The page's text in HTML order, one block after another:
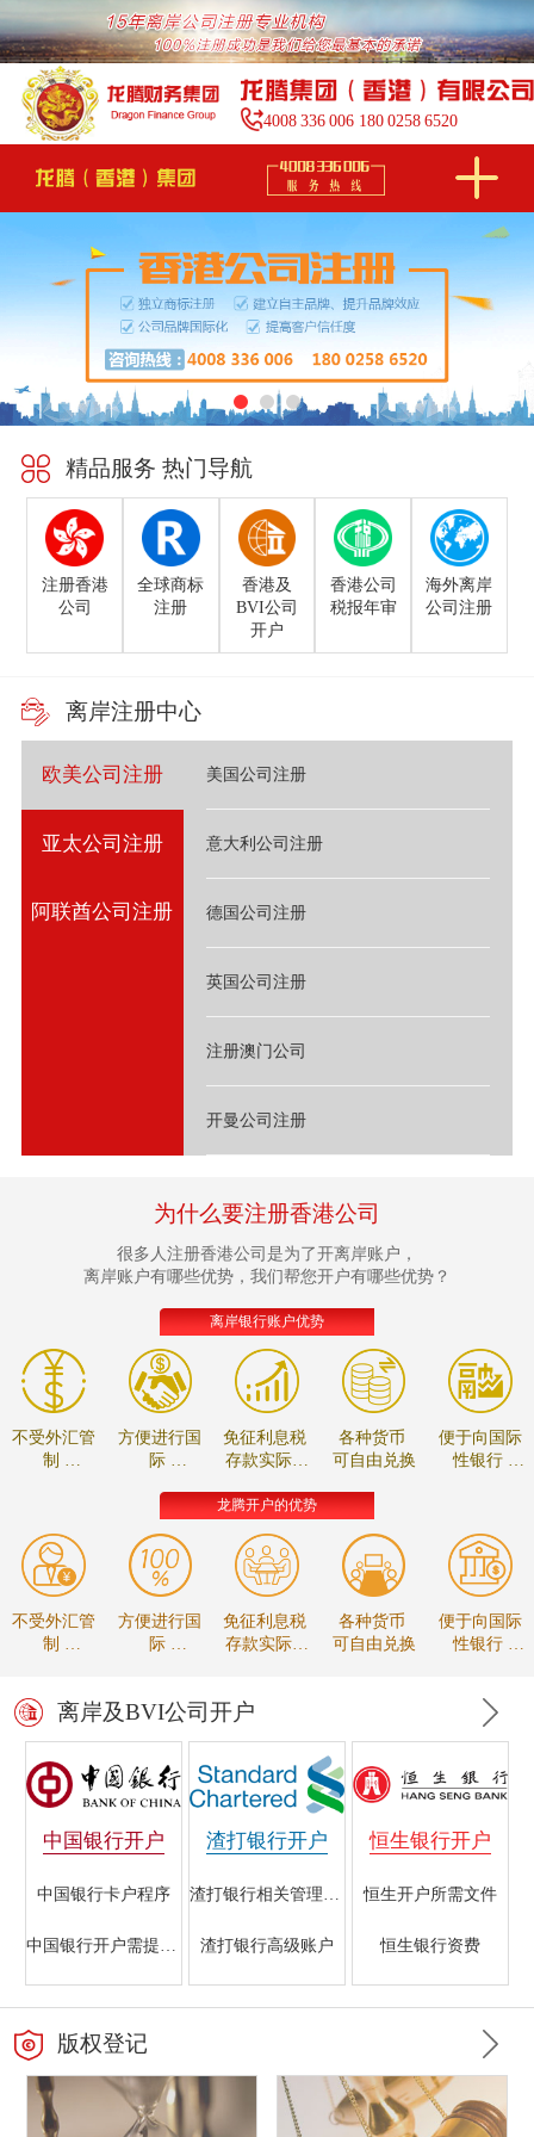
4008 336 006 180 0258 6520
精品服务 热门导航
注册香港
公司
全球商标
注册
香港及
BVI公司
开户
香港公司
税报年审
海外离岸
公司注册
离岸注册中心
欧美公司注册
亚太公司注册
阿联酋公司注册
美国公司注册
意大利公司注册
德国公司注册
英国公司注册
注册澳门公司
开曼公司注册
为什么要注册香港公司
很多人注册香港公司是为了开离岸账户，
离岸账户有哪些优势，我们帮您开户有哪些优势？
离岸银行账户优势
不受外汇管
制
方便进行国
际
结算
免征利息税
存款实际收
各种货币
可自由兑换
便于向国际
性银行
龙腾开户的优势
不受外汇管
制
方便进行国
际
免征利息税
存款实际收
各种货币
可自由兑换
便于向国际
性银行
离岸及BVI公司开户
中国银行开户
中国银行卡户程序
中国银行开户需提交的文件
中国银行不同帐户所需材料
渣打银行开户
渣打银行相关管理规定
渣打银行高级账户
渣打银行离岸账户开户条件
恒生银行开户
恒生开户所需文件
恒生银行资费
恒生银行的开户条件
香港恒生银行与国内银行开户的区别
版权登记